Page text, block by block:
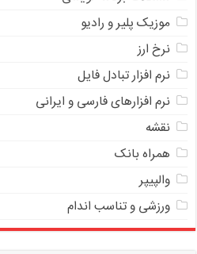
موزیک پلیر و رادیو
نرخ ارز
ﻧﺮﻡ ﺍﻓﺰﺍﺭ ﺗﺒﺎﺩﻝ ﻓﺎﻳﻞ
نرم افزارهای فارسی و ایرانی
نقشه
همراه بانک
والپیپر
ورزشی و تناسب اندام